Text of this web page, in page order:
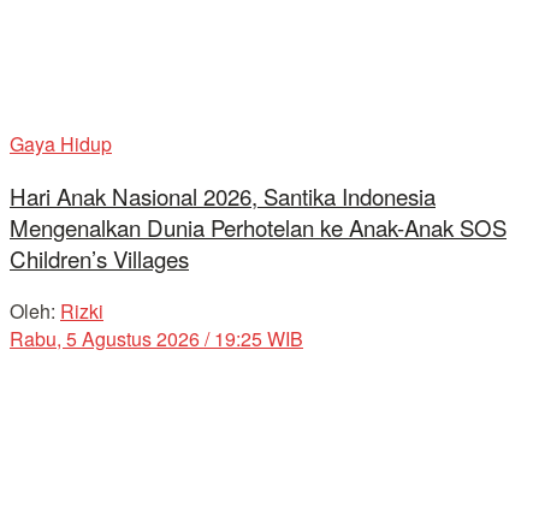
Gaya Hidup
Hari Anak Nasional 2026, Santika Indonesia
Mengenalkan Dunia Perhotelan ke Anak-Anak SOS
Children’s Villages
Oleh: Rizki
Rabu, 5 Agustus 2026 / 19:25 WIB